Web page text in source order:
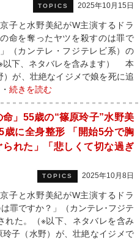
TOPICS 2025年10月15日
子と水野美紀がW主演するドラ
命を奪ったヤツを殺すのは罪で
（カンテレ・フジテレビ系）の
以下、ネタバレを含みます） 本
が、壮絶なイジメで娘を死に追
続きを読む
命」55歳の“篠原玲子”水野美
歳に全身整形 「開始5分で胸
られた」「悲しくて切な過ぎ
TOPICS 2025年10月8日
子と水野美紀がW主演するドラ
罪ですか？」（カンテレ･フジテ
れた。（※以下、ネタバレを含み
子（水野）が、壮絶なイジメで